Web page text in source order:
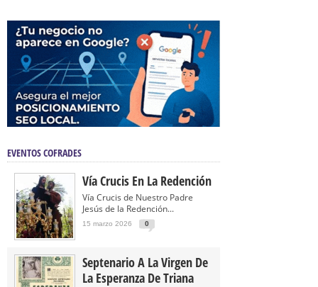
EVENTOS COFRADES
Vía Crucis En La Redención
Vía Crucis de Nuestro Padre
Jesús de la Redención...
15 marzo 2026 0
Septenario A La Virgen De
La Esperanza De Triana